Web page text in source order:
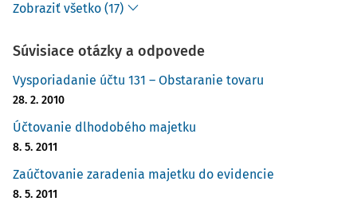
Zobraziť všetko (17)
Súvisiace otázky a odpovede
Vysporiadanie účtu 131 – Obstaranie tovaru
28. 2. 2010
Účtovanie dlhodobého majetku
8. 5. 2011
Zaúčtovanie zaradenia majetku do evidencie
8. 5. 2011